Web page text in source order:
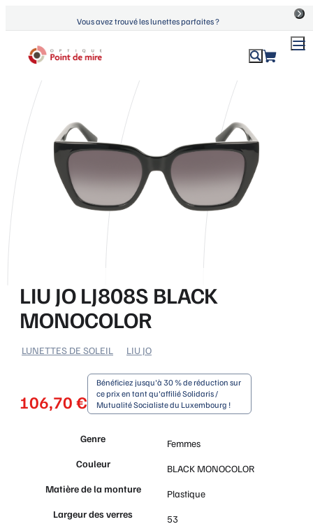
au
Vous avez trouvé les lunettes parfaites ?
Optique Point de Mire
Lunettes de vue et de soleil
ACCUEIL
LIU JO LJ808S BLACK
MONOCOLOR
LUNETTES DE SOLEIL LIU JO
106,70 €
Bénéficiez jusqu'à 30 % de réduction sur
ce prix en tant qu'affilié Solidaris /
Mutualité Socialiste du Luxembourg !
Genre
Femmes
Couleur
BLACK MONOCOLOR
Matière de la monture
Plastique
Largeur des verres
53